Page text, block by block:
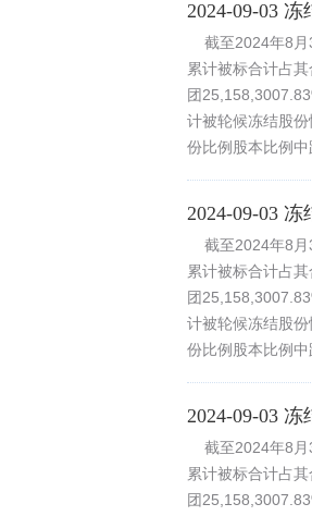
2024-09-03 冻
截至2024年8月
累计被标合计占
团
计被轮候冻结股
份比例股本比例
2024-09-03 冻
截至2024年8月
累计被标合计占
团
计被轮候冻结股
份比例股本比例
2024-09-03 冻
截至2024年8月
累计被标合计占
团